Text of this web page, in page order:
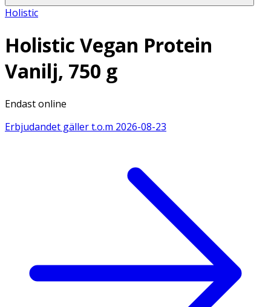
Holistic
Holistic Vegan Protein
Vanilj, 750 g
Endast online
Erbjudandet gäller t.o.m 2026-08-23